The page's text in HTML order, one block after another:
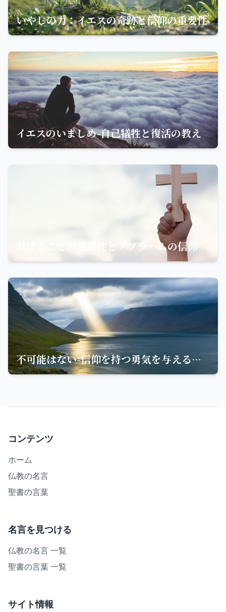
いやしの力：イエスの奇跡と信仰の重要性
イエスのいましめ-自己犠牲と復活の教え
献げることの重要性とアブラハムの信仰の物語
不可能はない-信仰を持つ勇気を与える聖句
コンテンツ
ホーム
仏教の名言
聖書の言葉
名言を見つける
仏教の名言 一覧
聖書の言葉 一覧
サイト情報